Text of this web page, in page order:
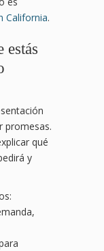
California.
estás
promesas.
qué
y